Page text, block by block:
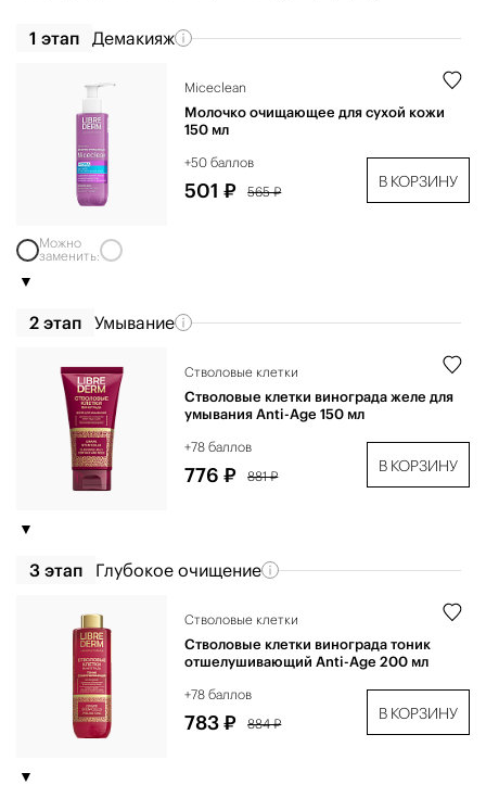
1 этап Демакияж
Miceclean
Молочко очищающее для сухой кожи
150 мл
+50 баллов
501 ₽ 565 ₽
В КОРЗИНУ
Можно
заменить:
2 этап Умывание
Стволовые клетки
Стволовые клетки винограда желе для
умывания Anti-Age 150 мл
+78 баллов
776 ₽ 881 ₽
В КОРЗИНУ
3 этап Глубокое очищение
Стволовые клетки
Стволовые клетки винограда тоник
отшелушивающий Anti-Age 200 мл
+78 баллов
783 ₽ 884 ₽
В КОРЗИНУ